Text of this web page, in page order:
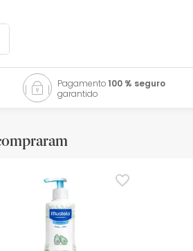
Pagamento100 % seguro
garantido